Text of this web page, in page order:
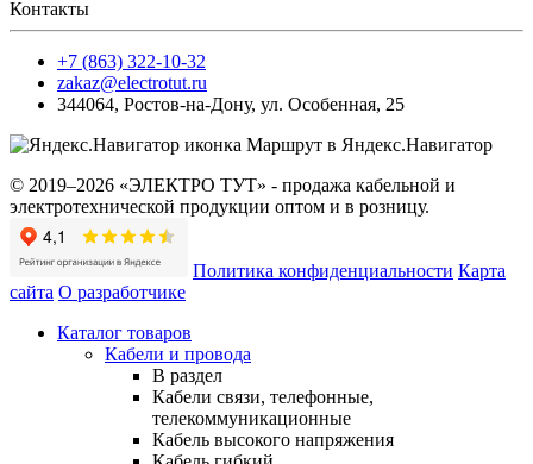
Контакты
+7 (863) 322-10-32
zakaz@electrotut.ru
344064, Ростов-на-Дону, ул. Особенная, 25
Маршрут в Яндекс.Навигатор
© 2019–2026 «ЭЛЕКТРО ТУТ» - продажа кабельной и
электротехнической продукции оптом и в розницу.
Политика конфиденциальности Карта
сайта О разработчике
Каталог товаров
Кабели и провода
В раздел
Кабели связи, телефонные,
телекоммуникационные
Кабель высокого напряжения